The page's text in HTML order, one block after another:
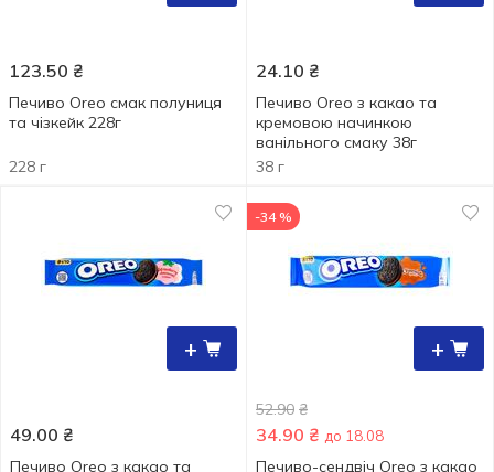
123.50 ₴
Печиво Oreo смак полуниця
та чізкейк 228г
228 г
24.10 ₴
Печиво Oreo з какао та
кремовою начинкою
ванільного смаку 38г
38 г
+
49.00 ₴
Печиво Oreo з какао та
+
-34 %
52.90 ₴
34.90 ₴ до 18.08
Печиво-сендвіч Oreo з какао